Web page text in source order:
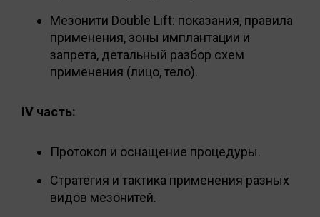
Мезонити Double Lift: показания, правила
применения, зоны имплантации и
запрета, детальный разбор схем
применения (лицо, тело).
IV часть:
Протокол и оснащение процедуры.
Стратегия и тактика применения разных
видов мезонитей.